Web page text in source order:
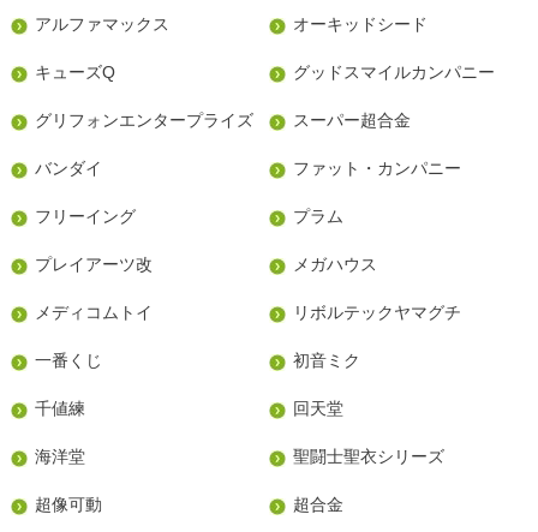
アルファマックス オーキッドシード
キューズQ グッドスマイルカンパニー
グリフォンエンタープライズ スーパー超合金
バンダイ ファット・カンパニー
フリーイング プラム
プレイアーツ改 メガハウス
メディコムトイ リボルテックヤマグチ
一番くじ 初音ミク
千値練 回天堂
海洋堂 聖闘士聖衣シリーズ
超像可動 超合金